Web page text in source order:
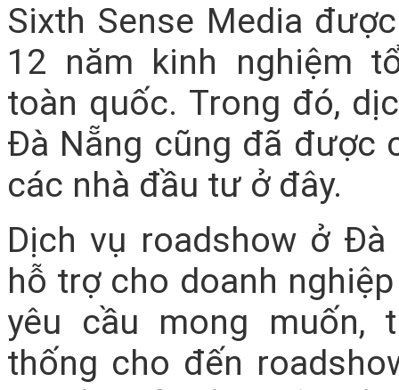
Sixth Sense Media
12 năm kinh nghiệm
toàn quốc. Trong đó,
Đà Nẵng cũng đã được
các nhà đầu tư ở đây.
Dịch vụ roadshow ở
hỗ trợ cho doanh
yêu cầu mong muốn,
thống cho đến